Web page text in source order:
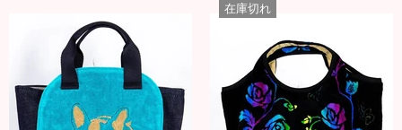
在庫切れ